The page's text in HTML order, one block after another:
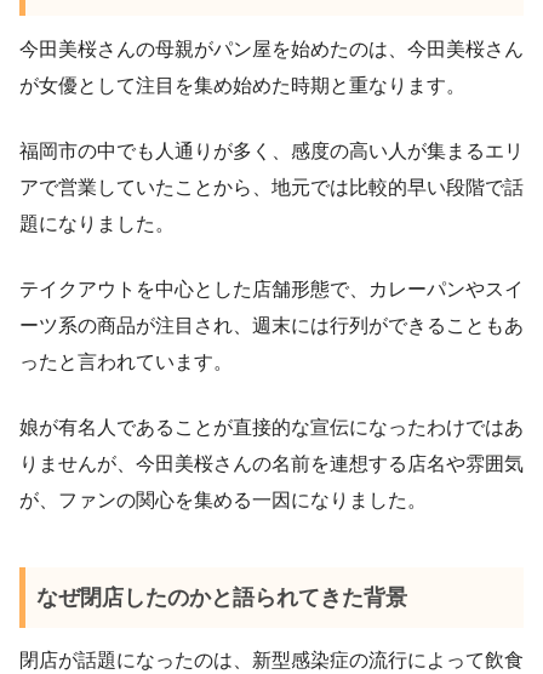
今田美桜さんの母親がパン屋を始めたのは、今田美桜さん
が女優として注目を集め始めた時期と重なります。
福岡市の中でも人通りが多く、感度の高い人が集まるエリ
アで営業していたことから、地元では比較的早い段階で話
題になりました。
テイクアウトを中心とした店舗形態で、カレーパンやスイ
ーツ系の商品が注目され、週末には行列ができることもあ
ったと言われています。
娘が有名人であることが直接的な宣伝になったわけではあ
りませんが、今田美桜さんの名前を連想する店名や雰囲気
が、ファンの関心を集める一因になりました。
なぜ閉店したのかと語られてきた背景
閉店が話題になったのは、新型感染症の流行によって飲食